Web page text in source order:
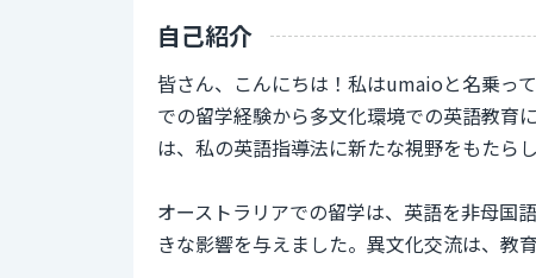
自己紹介
皆さん、こんにちは！私はumaioと名乗っ
での留学経験から多文化環境での英語教育
は、私の英語指導法に新たな視野をもたらし
オーストラリアでの留学は、英語を非母国
きな影響を与えました。異文化交流は、教